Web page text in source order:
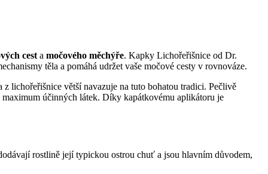
cest a močového měchýře. Kapky Lichořeřišnice od Dr.
těla a pomáhá udržet vaše močové cesty v rovnováze.
lichořeřišnice větší navazuje na tuto bohatou tradici. Pečlivě
účinných látek. Díky kapátkovému aplikátoru je
rostlině její typickou ostrou chuť a jsou hlavním důvodem,